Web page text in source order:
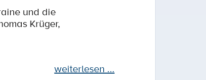
und die
Krüger,
weiterlesen ...